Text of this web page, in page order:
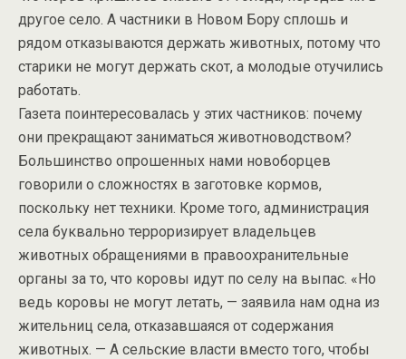
другое село. А частники в Новом Бору сплошь и
рядом отказываются держать животных, потому что
старики не могут держать скот, а молодые отучились
работать.
Газета поинтересовалась у этих частников: почему
они прекращают заниматься животноводством?
Большинство опрошенных нами новоборцев
говорили о сложностях в заготовке кормов,
поскольку нет техники. Кроме того, администрация
села буквально терроризирует владельцев
животных обращениями в правоохранительные
органы за то, что коровы идут по селу на выпас. «Но
ведь коровы не могут летать, — заявила нам одна из
жительниц села, отказавшаяся от содержания
животных. — А сельские власти вместо того, чтобы